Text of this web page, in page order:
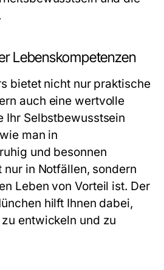
Lebenskompetenzen
bietet nicht nur praktische
auch eine wertvolle
Ihr Selbstbewusstsein
man in
und besonnen
in Notfällen, sondern
Leben von Vorteil ist. Der
hilft Ihnen dabei,
entwickeln und zu